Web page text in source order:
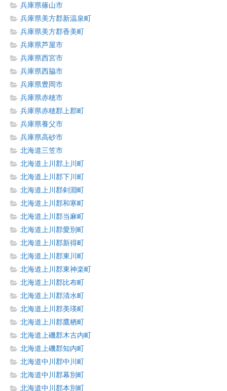
兵庫県篠山市
兵庫県美方郡新温泉町
兵庫県美方郡香美町
兵庫県芦屋市
兵庫県西宮市
兵庫県西脇市
兵庫県豊岡市
兵庫県赤穂市
兵庫県赤穂郡上郡町
兵庫県養父市
兵庫県高砂市
北海道三笠市
北海道上川郡上川町
北海道上川郡下川町
北海道上川郡剣淵町
北海道上川郡和寒町
北海道上川郡当麻町
北海道上川郡愛別町
北海道上川郡新得町
北海道上川郡東川町
北海道上川郡東神楽町
北海道上川郡比布町
北海道上川郡清水町
北海道上川郡美瑛町
北海道上川郡鷹栖町
北海道上磯郡木古内町
北海道上磯郡知内町
北海道中川郡中川町
北海道中川郡幕別町
北海道中川郡本別町